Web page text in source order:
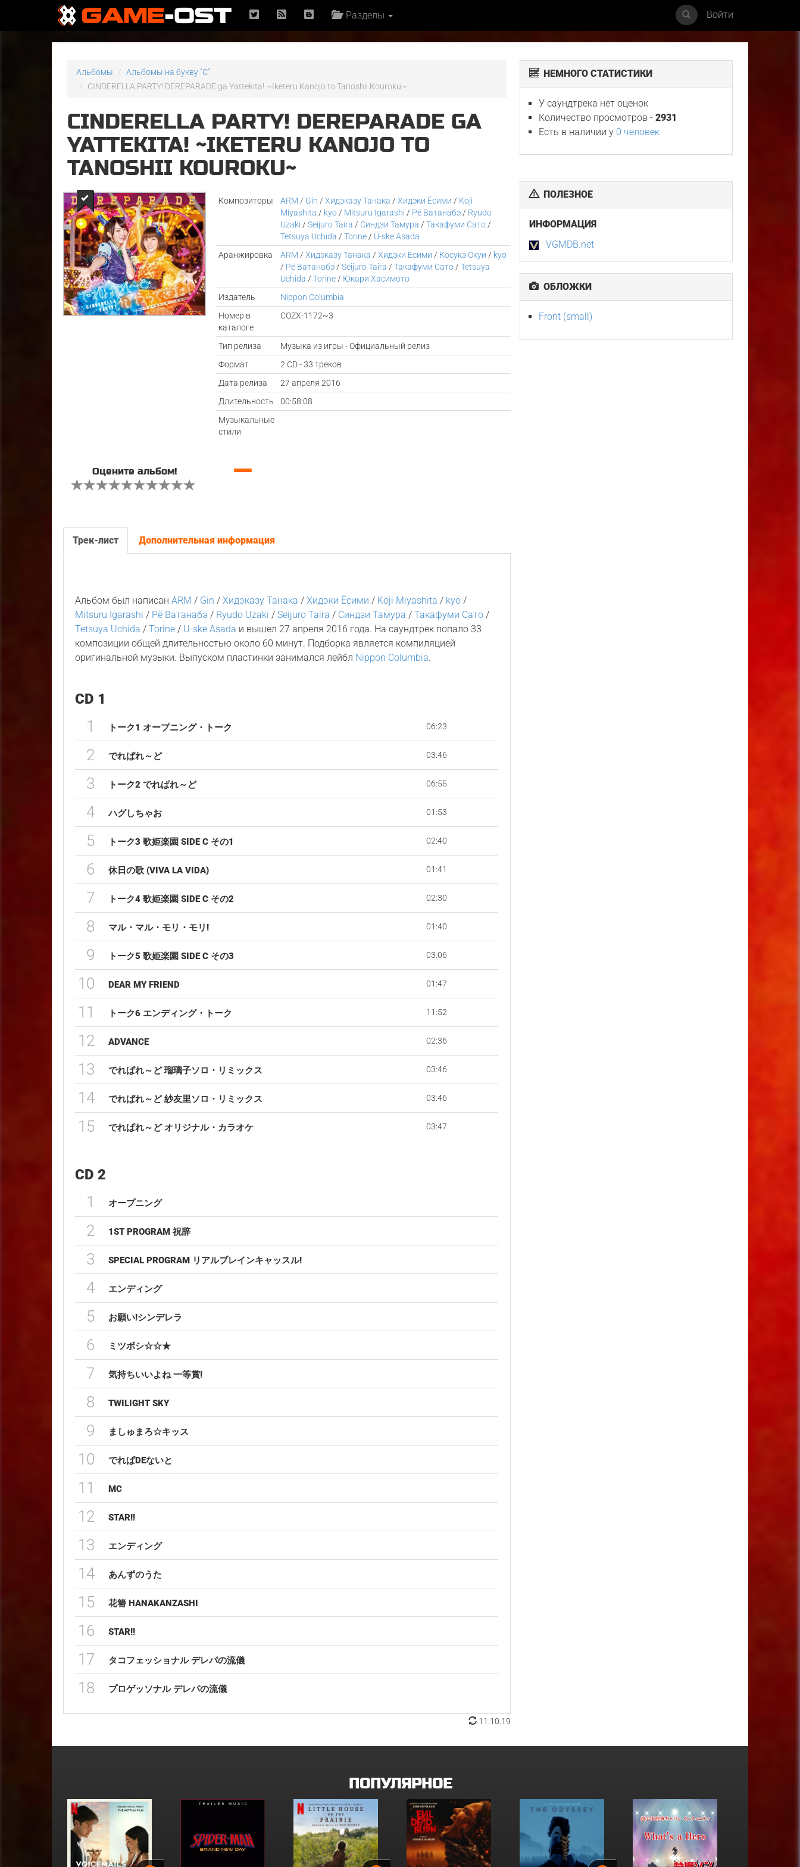
Разделы Войти
Альбомы
Альбомы на букву "C"
CINDERELLA PARTY! DEREPARADE ga Yattekita! ~Iketeru Kanojo to Tanoshii Kouroku~
CINDERELLA PARTY! DEREPARADE GA
YATTEKITA! ~IKETERU KANOJO TO
TANOSHII KOUROKU~
Композиторы ARM / Gin / Хидэказу Танака / Хидэки Ёсими / Koji
Miyashita / kyo/ Mitsuru Igarashi / Рё Ватанабэ/ Ryudo
Uzaki / Seijuro Taira / Синдзи Тамура / Такафуми Сато/
Tetsuya Uchida / Torine/ U-ske Asada
Аранжировка
ARM / Хидэказу Танака / Хидэки Ёсими / Косукэ Окуи / kyo
/ Рё Ватанабэ/ Seijuro Taira / Такафуми Сато/ Tetsuya
Uchida / Torine/ Юкари Хасимото
Издатель
Nippon Columbia
Номер в
каталоге
COZX-1172~3
Тип релиза
Музыка из игры - Официальный релиз
Формат
2 CD - 33 треков
Дата релиза
27 апреля 2016
Длительность
00:58:08
Музыкальные
стили
Оцените альбом! —
Трек-лист Дополнительная информация
Альбом был написанARM / Gin /Хидэказу Танака /Хидэки Ёсими / Koji Miyashita / kyo /
Mitsuru Igarashi / Рё Ватанабэ / Ryudo Uzaki /Seijuro Taira / Синдзи Тамура /Такафуми Сато /
Tetsuya Uchida /Torine / U-ske Asada и вышел 27 апреля 2016 года. На саундтрек попало 33
композиции общей длительностью около 60 минут. Подборка является компиляцией
оригинальной музыки. Выпуском пластинки занимался лейбл Nippon Columbia.
CD 1
1 トーク1 オープニング・トーク 06:23
2 でれぱれ～ど 03:46
3 トーク2 でれぱれ～ど 06:55
4 ハグしちゃお 01:53
5 トーク3 歌姫楽園 SIDE C その1 02:40
6 休日の歌 (VIVA LA VIDA) 01:41
7 トーク4 歌姫楽園 SIDE C その2 02:30
8 マル・マル・モリ・モリ! 01:40
9 トーク5 歌姫楽園 SIDE C その3 03:06
10 DEAR MY FRIEND 01:47
11 トーク6 エンディング・トーク 11:52
12 ADVANCE 02:36
13 でれぱれ～ど 瑠璃子ソロ・リミックス 03:46
14 でれぱれ～ど 紗友里ソロ・リミックス 03:46
15 でれぱれ～ど オリジナル・カラオケ 03:47
CD 2
1 オープニング
2 1ST PROGRAM 祝辞
3 SPECIAL PROGRAM リアルブレインキャッスル!
4 エンディング
5 お願い!シンデレラ
6 ミツボシ☆☆★
7 気持ちいいよね 一等賞!
8 TWILIGHT SKY
9 ましゅまろ☆キッス
10 でれぱDEないと
11 MC
12 STAR!!
13 エンディング
14 あんずのうた
15 花簪 HANAKANZASHI
16 STAR!!
17 タコフェッショナル デレパの流儀
18 プロゲッソナル デレパの流儀
11.10.19
НЕМНОГО СТАТИСТИКИ
У саундтрека нет оценок
Количество просмотров -2931
Есть в наличии у 0 человек
ПОЛЕЗНОЕ
ИНФОРМАЦИЯ
VGMDB.net
ОБЛОЖКИ
Front (small)
ПОПУЛЯРНОЕ